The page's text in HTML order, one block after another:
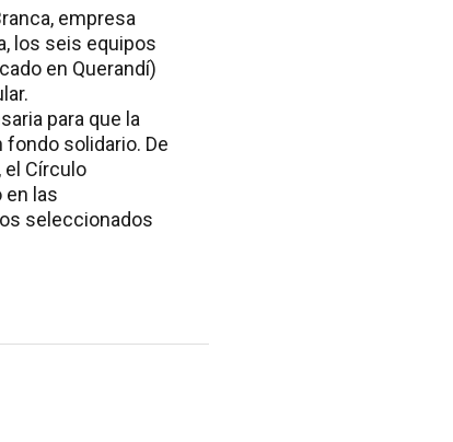
empresa
los seis equipos
en Querandí)
para que la
solidario. De
el Círculo
en las
seleccionados